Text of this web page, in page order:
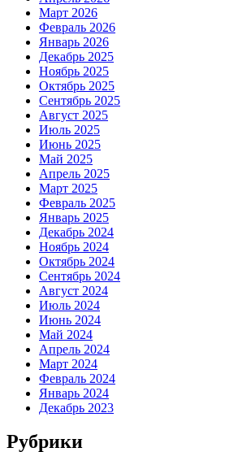
Март 2026
Февраль 2026
Январь 2026
Декабрь 2025
Ноябрь 2025
Октябрь 2025
Сентябрь 2025
Август 2025
Июль 2025
Июнь 2025
Май 2025
Апрель 2025
Март 2025
Февраль 2025
Январь 2025
Декабрь 2024
Ноябрь 2024
Октябрь 2024
Сентябрь 2024
Август 2024
Июль 2024
Июнь 2024
Май 2024
Апрель 2024
Март 2024
Февраль 2024
Январь 2024
Декабрь 2023
Рубрики